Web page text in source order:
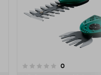
0recensioner